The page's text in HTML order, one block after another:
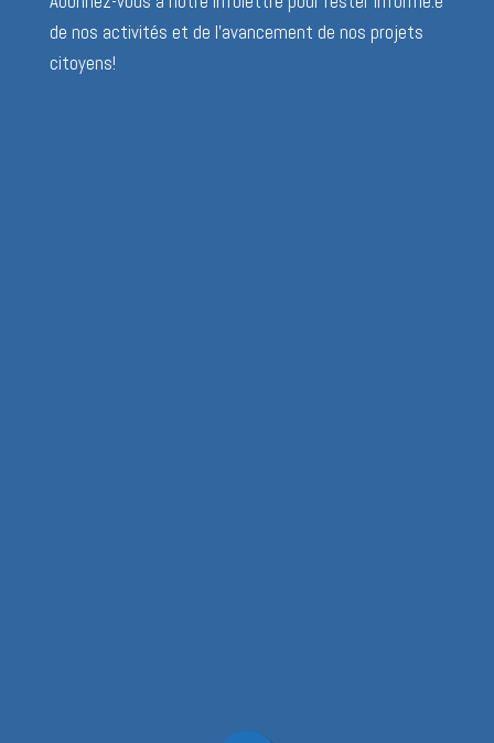
de nos activités et de l’avancement de nos projets
citoyens!